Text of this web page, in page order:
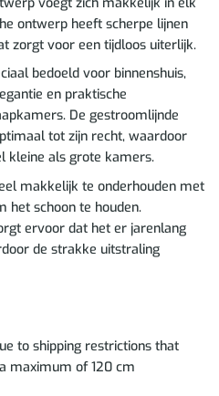
ontwerp heeft scherpe lijnen
zorgt voor een tijdloos uiterlijk.
bedoeld voor binnenshuis,
en praktische
De gestroomlijnde
tot zijn recht, waardoor
kleine als grote kamers.
makkelijk te onderhouden met
het schoon te houden.
ervoor dat het er jarenlang
de strakke uitstraling
to shipping restrictions that
maximum of 120 cm